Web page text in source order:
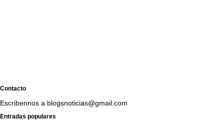
Contacto
Escribennos a blogsnoticias@gmail.com
Entradas populares